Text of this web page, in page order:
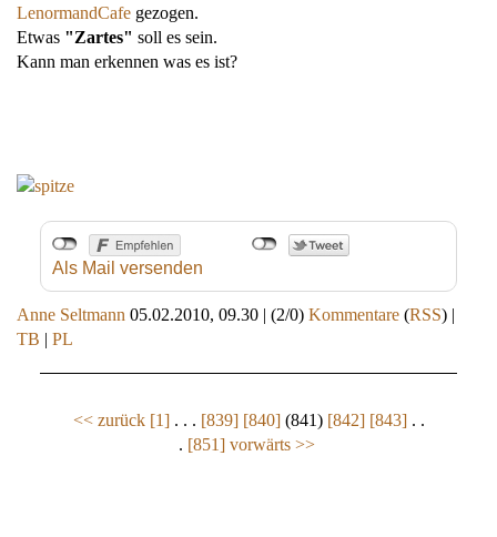
LenormandCafe gezogen.
Etwas "Zartes" soll es sein.
Kann man erkennen was es ist?
Als Mail versenden
Anne Seltmann 05.02.2010, 09.30 | (2/0) Kommentare (RSS) |
TB | PL
<< zurück [1] . . . [839] [840] (841) [842] [843] . .
. [851] vorwärts >>